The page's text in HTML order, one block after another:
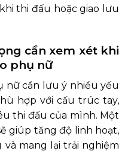
thi đấu hoặc giao lưu
cần xem xét khi
phụ nữ
nữ cần lưu ý nhiều yếu
hợp với cấu trúc tay,
thi đấu của mình. Một
giúp tăng độ linh hoạt,
mang lại trải nghiệm